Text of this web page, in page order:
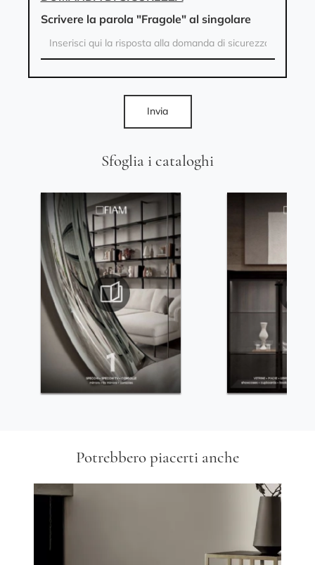
Sfoglia i cataloghi
Scrivere la parola "Fragole" al singolare
Invia
Potrebbero piacerti anche